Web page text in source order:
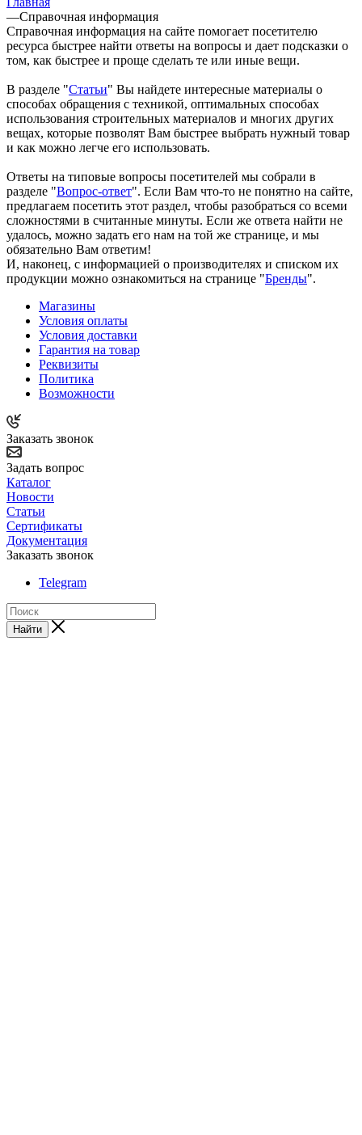
—Справочная информация
Справочная информация на сайте помогает посетителю
ресурса быстрее найти ответы на вопросы и дает подсказки о
том, как быстрее и проще сделать те или иные вещи.
В разделе "Статьи" Вы найдете интересные материалы о
способах обращения с техникой, оптимальных способах
использования строительных материалов и многих других
вещах, которые позволят Вам быстрее выбрать нужный товар
и как можно легче его использовать.
Ответы на типовые вопросы посетителей мы собрали в
разделе "Вопрос-ответ". Если Вам что-то не понятно на сайте,
предлагаем посетить этот раздел, чтобы разобраться со всеми
сложностями в считанные минуты. Если же ответа найти не
удалось, можно задать его нам на той же странице, и мы
обязательно Вам ответим!
И, наконец, с информацией о производителях и списком их
продукции можно ознакомиться на странице "Бренды".
Магазины
Условия оплаты
Условия доставки
Гарантия на товар
Реквизиты
Политика
Возможности
Заказать звонок
Задать вопрос
Каталог
Новости
Статьи
Сертификаты
Документация
Заказать звонок
Telegram
Найти